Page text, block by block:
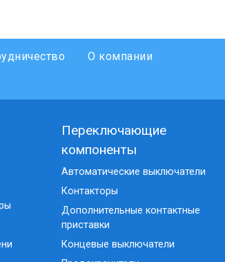
О компании
Переключающие
компоненты
Автоматические выключатели
Контакторы
Дополнительные контактные
приставки
Концевые выключатели